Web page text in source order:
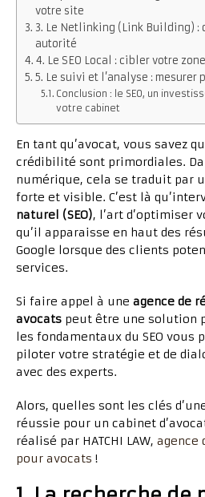
votre site
3. Le Netlinking (Link Building) :
autorité
4. Le SEO Local : cibler votre
5. Le suivi et l’analyse : mesurer
Conclusion : le SEO, un
votre cabinet
En tant qu’avocat, vous savez
crédibilité sont primordiales.
numérique, cela se traduit par
forte et visible. C’est là
naturel (SEO), l’art d’optimiser
qu’il apparaisse en haut des
Google lorsque des clients
services.
Si faire appel à une agence de
avocats peut être une solution
les fondamentaux du SEO vous
piloter votre stratégie et de
avec des experts.
Alors, quelles sont les clés
réussie pour un cabinet
réalisé par HATCHI LAW, agence
pour avocats !